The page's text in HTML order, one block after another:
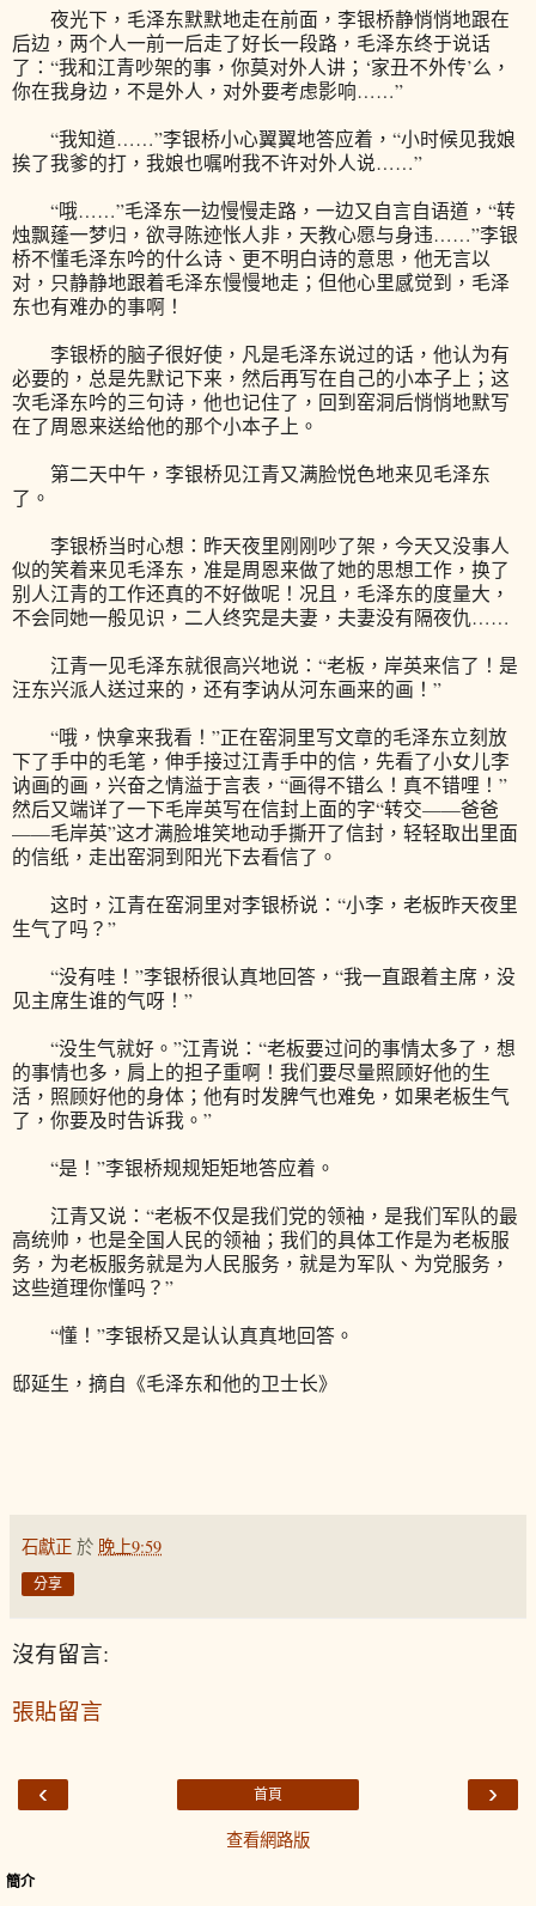
夜光下，毛泽东默默地走在前面，李银桥静悄悄地跟在
后边，两个人一前一后走了好长一段路，毛泽东终于说话
了：“我和江青吵架的事，你莫对外人讲；‘家丑不外传’么，
你在我身边，不是外人，对外要考虑影响……”
“我知道……”李银桥小心翼翼地答应着，“小时候见我娘
挨了我爹的打，我娘也嘱咐我不许对外人说……”
“哦……”毛泽东一边慢慢走路，一边又自言自语道，“转
烛飘蓬一梦归，欲寻陈迹怅人非，天教心愿与身违……”李银
桥不懂毛泽东吟的什么诗、更不明白诗的意思，他无言以
对，只静静地跟着毛泽东慢慢地走；但他心里感觉到，毛泽
东也有难办的事啊！
李银桥的脑子很好使，凡是毛泽东说过的话，他认为有
必要的，总是先默记下来，然后再写在自己的小本子上；这
次毛泽东吟的三句诗，他也记住了，回到窑洞后悄悄地默写
在了周恩来送给他的那个小本子上。
第二天中午，李银桥见江青又满脸悦色地来见毛泽东
了。
李银桥当时心想：昨天夜里刚刚吵了架，今天又没事人
似的笑着来见毛泽东，准是周恩来做了她的思想工作，换了
别人江青的工作还真的不好做呢！况且，毛泽东的度量大，
不会同她一般见识，二人终究是夫妻，夫妻没有隔夜仇……
江青一见毛泽东就很高兴地说：“老板，岸英来信了！是
汪东兴派人送过来的，还有李讷从河东画来的画！”
“哦，快拿来我看！”正在窑洞里写文章的毛泽东立刻放
下了手中的毛笔，伸手接过江青手中的信，先看了小女儿李
讷画的画，兴奋之情溢于言表，“画得不错么！真不错哩！”
然后又端详了一下毛岸英写在信封上面的字“转交——爸爸
——毛岸英”这才满脸堆笑地动手撕开了信封，轻轻取出里面
的信纸，走出窑洞到阳光下去看信了。
这时，江青在窑洞里对李银桥说：“小李，老板昨天夜里
生气了吗？”
“没有哇！”李银桥很认真地回答，“我一直跟着主席，没
见主席生谁的气呀！”
“没生气就好。”江青说：“老板要过问的事情太多了，想
的事情也多，肩上的担子重啊！我们要尽量照顾好他的生
活，照顾好他的身体；他有时发脾气也难免，如果老板生气
了，你要及时告诉我。”
“是！”李银桥规规矩矩地答应着。
江青又说：“老板不仅是我们党的领袖，是我们军队的最
高统帅，也是全国人民的领袖；我们的具体工作是为老板服
务，为老板服务就是为人民服务，就是为军队、为党服务，
这些道理你懂吗？”
“懂！”李银桥又是认认真真地回答。
邸延生，摘自《毛泽东和他的卫士长》
石獻正 於 晚上9:59
分享
沒有留言:
張貼留言
‹ ›
首頁
查看網路版
簡介